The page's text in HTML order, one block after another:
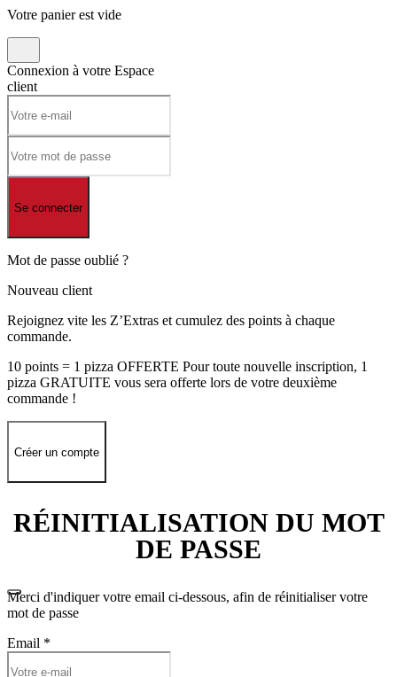
Votre panier est vide
Connexion à votre Espace
client
Se connecter
Mot de passe oublié ?
Nouveau client
Rejoignez vite les Z’Extras et cumulez des points à chaque
commande.
10 points = 1 pizza OFFERTE Pour toute nouvelle inscription, 1
pizza GRATUITE vous sera offerte lors de votre deuxième
commande !
Créer un compte
RÉINITIALISATION DU MOT
DE PASSE
Merci d'indiquer votre email ci-dessous, afin de réinitialiser votre
mot de passe
Email *